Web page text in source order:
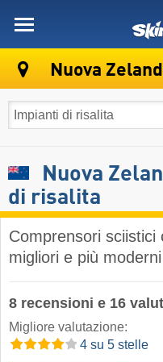
Nuova
Nuova
di risalita
Comprensori sciistici
migliori e più
8 recensioni e 16
Migliore valutazione:
4 su 5 stelle